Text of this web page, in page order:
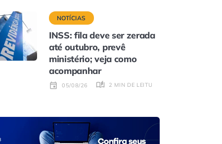
NOTÍCIAS
INSS: fila deve ser zerada
até outubro, prevê
ministério; veja como
acompanhar
05/08/26 2 MIN DE LEITURA